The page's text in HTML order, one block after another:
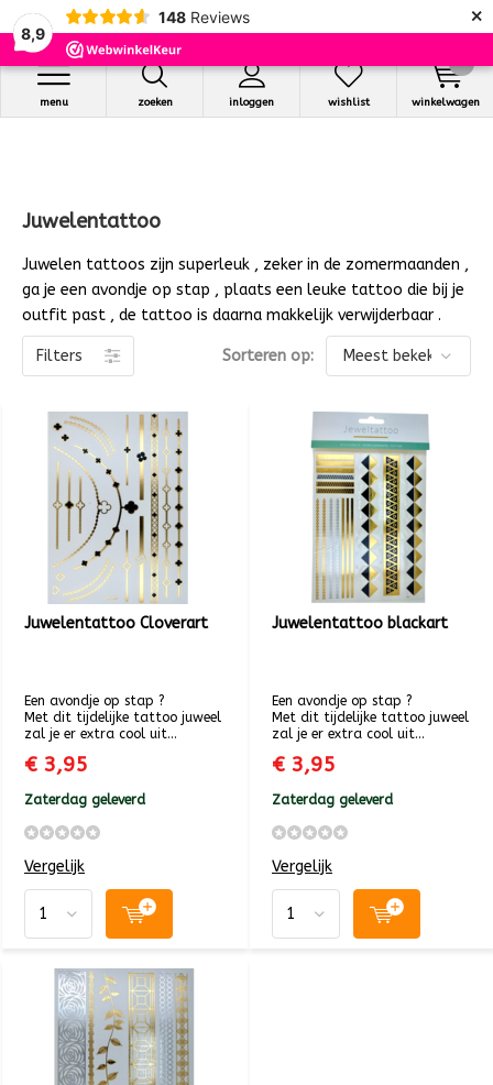
8,9
148 Reviews ×
zoeken inloggen
menu wishlist winkelwagen
Juwelentattoo
Juwelen tattoos zijn superleuk , zeker in de zomermaanden ,
ga je een avondje op stap , plaats een leuke tattoo die bij je
outfit past , de tattoo is daarna makkelijk verwijderbaar .
Filters Sorteren op:
Juwelentattoo Cloverart
Een avondje op stap ?
Met dit tijdelijke tattoo juweel
zal je er extra cool uit...
€ 3,95
Zaterdag geleverd
Vergelijk
Juwelentattoo blackart
Een avondje op stap ?
Met dit tijdelijke tattoo juweel
zal je er extra cool uit...
€ 3,95
Zaterdag geleverd
Vergelijk